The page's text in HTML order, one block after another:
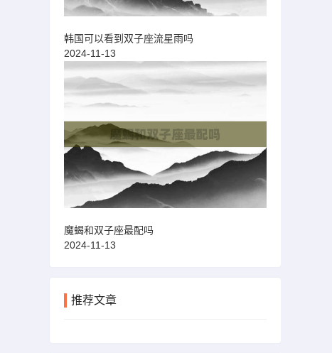
韩国可以看到双子座流星雨吗
2024-11-13
魔蝎和双子座最配吗
2024-11-13
推荐文章